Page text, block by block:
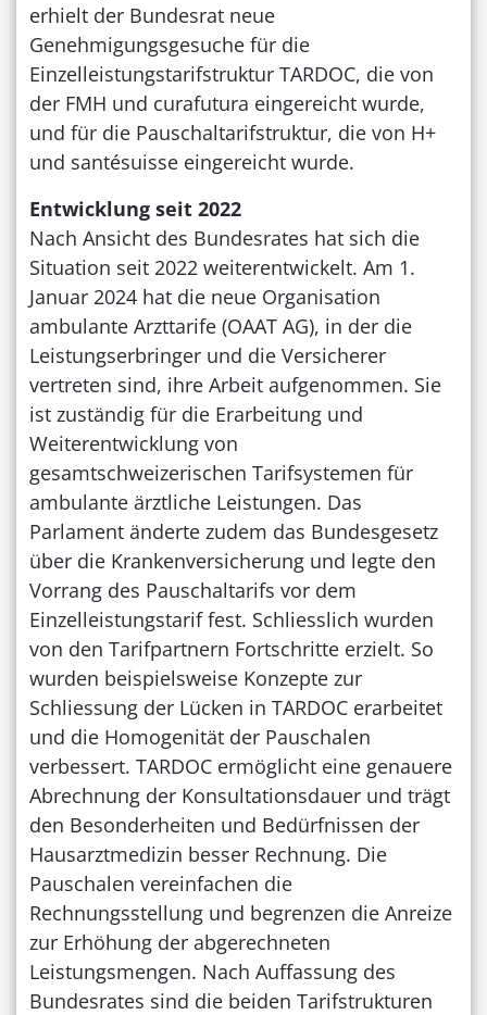
erhielt der Bundesrat neue
Genehmigungsgesuche für die
Einzelleistungstarifstruktur TARDOC, die von
der FMH und curafutura eingereicht wurde,
und für die Pauschaltarifstruktur, die von H+
und santésuisse eingereicht wurde.
Entwicklung seit 2022
Nach Ansicht des Bundesrates hat sich die
Situation seit 2022 weiterentwickelt. Am 1.
Januar 2024 hat die neue Organisation
ambulante Arzttarife (OAAT AG), in der die
Leistungserbringer und die Versicherer
vertreten sind, ihre Arbeit aufgenommen. Sie
ist zuständig für die Erarbeitung und
Weiterentwicklung von
gesamtschweizerischen Tarifsystemen für
ambulante ärztliche Leistungen. Das
Parlament änderte zudem das Bundesgesetz
über die Krankenversicherung und legte den
Vorrang des Pauschaltarifs vor dem
Einzelleistungstarif fest. Schliesslich wurden
von den Tarifpartnern Fortschritte erzielt. So
wurden beispielsweise Konzepte zur
Schliessung der Lücken in TARDOC erarbeitet
und die Homogenität der Pauschalen
verbessert. TARDOC ermöglicht eine genauere
Abrechnung der Konsultationsdauer und trägt
den Besonderheiten und Bedürfnissen der
Hausarztmedizin besser Rechnung. Die
Pauschalen vereinfachen die
Rechnungsstellung und begrenzen die Anreize
zur Erhöhung der abgerechneten
Leistungsmengen. Nach Auffassung des
Bundesrates sind die beiden Tarifstrukturen